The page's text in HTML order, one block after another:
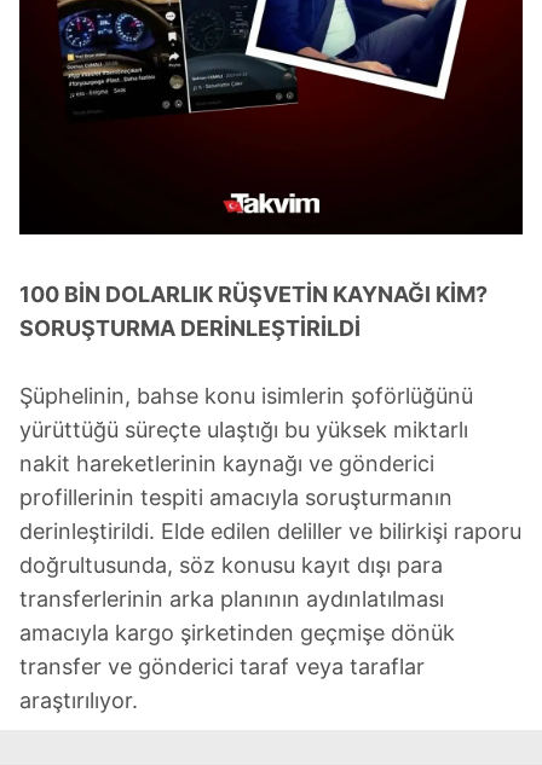
100 BİN DOLARLIK RÜŞVETİN KAYNAĞI KİM?
SORUŞTURMA DERİNLEŞTİRİLDİ
Şüphelinin, bahse konu isimlerin şoförlüğünü
yürüttüğü süreçte ulaştığı bu yüksek miktarlı
nakit hareketlerinin kaynağı ve gönderici
profillerinin tespiti amacıyla soruşturmanın
derinleştirildi. Elde edilen deliller ve bilirkişi raporu
doğrultusunda, söz konusu kayıt dışı para
transferlerinin arka planının aydınlatılması
amacıyla kargo şirketinden geçmişe dönük
transfer ve gönderici taraf veya taraflar
araştırılıyor.